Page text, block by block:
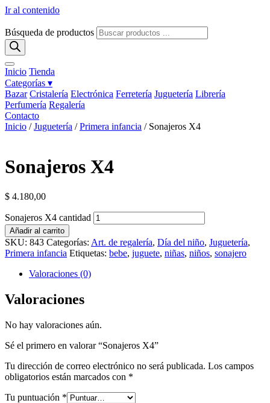
Ir al contenido
Búsqueda de productos
Inicio Tienda
Categorías ▾
Bazar Cristalería Electrónica Ferretería Juguetería Librería
Perfumería Regalería
Contacto
Inicio /Juguetería /Primera infancia / Sonajeros X4
Sonajeros X4
$ 4.180,00
Sonajeros X4 cantidad
Añadir al carrito
SKU: 843 Categorías: Art. de regalería, Día del niño, Juguetería,
Primera infancia Etiquetas: bebe, juguete, niñas, niños, sonajero
Valoraciones (0)
Valoraciones
No hay valoraciones aún.
Sé el primero en valorar “Sonajeros X4”
Tu dirección de correo electrónico no será publicada. Los campos
obligatorios están marcados con *
Tu puntuación *